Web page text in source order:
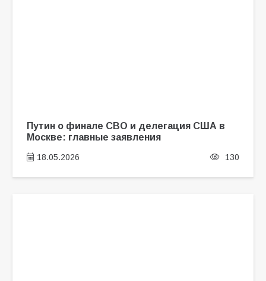
Путин о финале СВО и делегация США в
Москве: главные заявления
18.05.2026 130